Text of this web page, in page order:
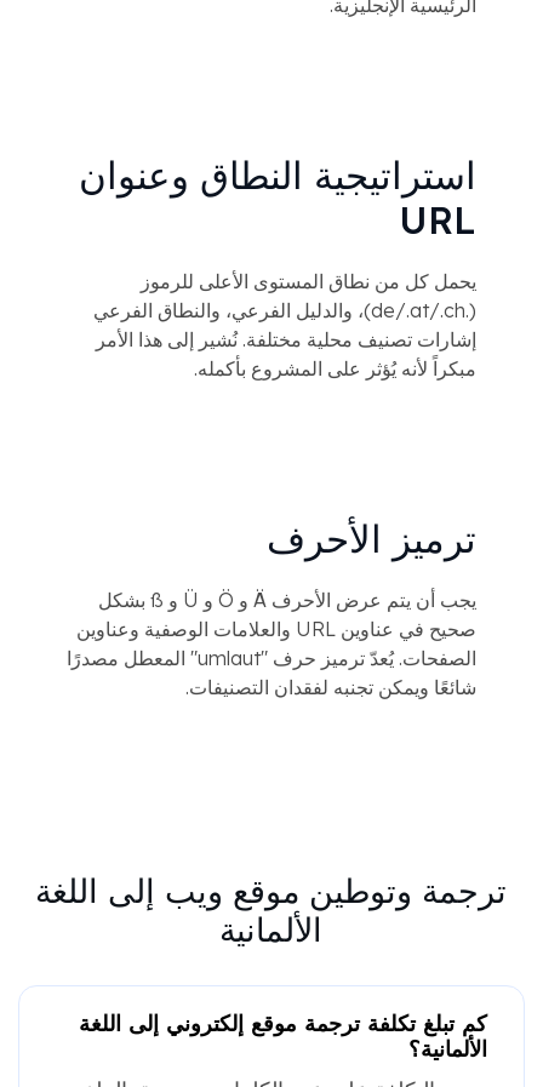
الرئيسية الإنجليزية.
استراتيجية النطاق وعنوان
URL
يحمل كل من نطاق المستوى الأعلى للرموز
(.de/.at/.ch)، والدليل الفرعي، والنطاق الفرعي
إشارات تصنيف محلية مختلفة. نُشير إلى هذا الأمر
مبكراً لأنه يُؤثر على المشروع بأكمله.
ترميز الأحرف
يجب أن يتم عرض الأحرف Ä و Ö و Ü و ß بشكل
صحيح في عناوين URL والعلامات الوصفية وعناوين
الصفحات. يُعدّ ترميز حرف "umlaut" المعطل مصدرًا
شائعًا ويمكن تجنبه لفقدان التصنيفات.
ترجمة وتوطين موقع ويب إلى اللغة
الألمانية
كم تبلغ تكلفة ترجمة موقع إلكتروني إلى اللغة
الألمانية؟